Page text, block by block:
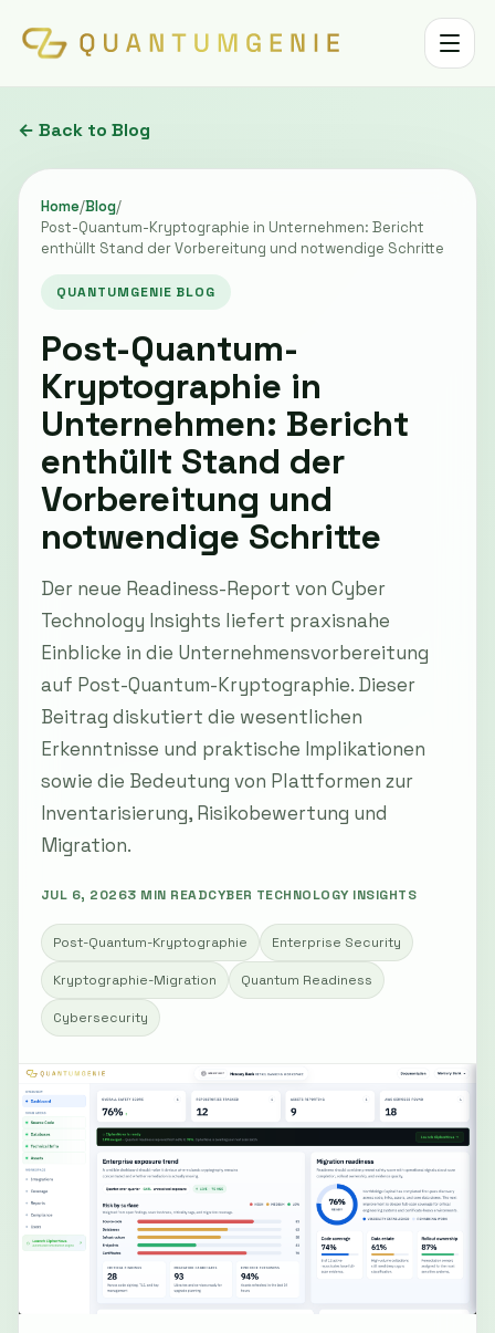
Toggle
← Back to Blog
Home/Blog/
Post-Quantum-Kryptographie in Unternehmen: Bericht
enthüllt Stand der Vorbereitung und notwendige Schritte
QUANTUMGENIE BLOG
Post-Quantum-
Kryptographie in
Unternehmen: Bericht
enthüllt Stand der
Vorbereitung und
notwendige Schritte
Der neue Readiness-Report von Cyber
Technology Insights liefert praxisnahe
Einblicke in die Unternehmensvorbereitung
auf Post-Quantum-Kryptographie. Dieser
Beitrag diskutiert die wesentlichen
Erkenntnisse und praktische Implikationen
sowie die Bedeutung von Plattformen zur
Inventarisierung, Risikobewertung und
Migration.
JUL 6, 20263 MIN READCYBER TECHNOLOGY INSIGHTS
Post-Quantum-Kryptographie Enterprise Security
Kryptographie-Migration Quantum Readiness
Cybersecurity